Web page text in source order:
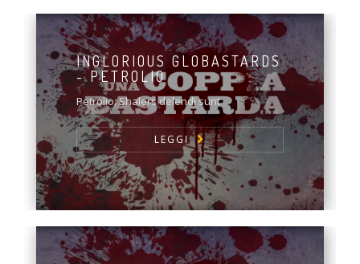
INGLORIOUS GLOBASTARDS
- PETROLIO
Petrolio: Shalers delendi sunt
LEGGI